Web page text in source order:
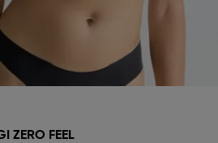
ZERO FEEL